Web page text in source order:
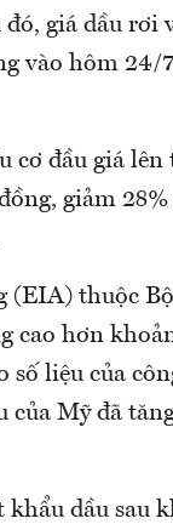
giá dầu
vào hôm 24/
cơ đầu giá
giảm
(EIA) thuộc
cao hơn
liệu của
của Mỹ đã
khẩu dầu sau